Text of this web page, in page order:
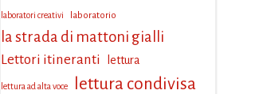
laboratori creativi laboratorio
la strada di mattoni gialli
Lettori itineranti lettura
lettura ad alta voce lettura condivisa